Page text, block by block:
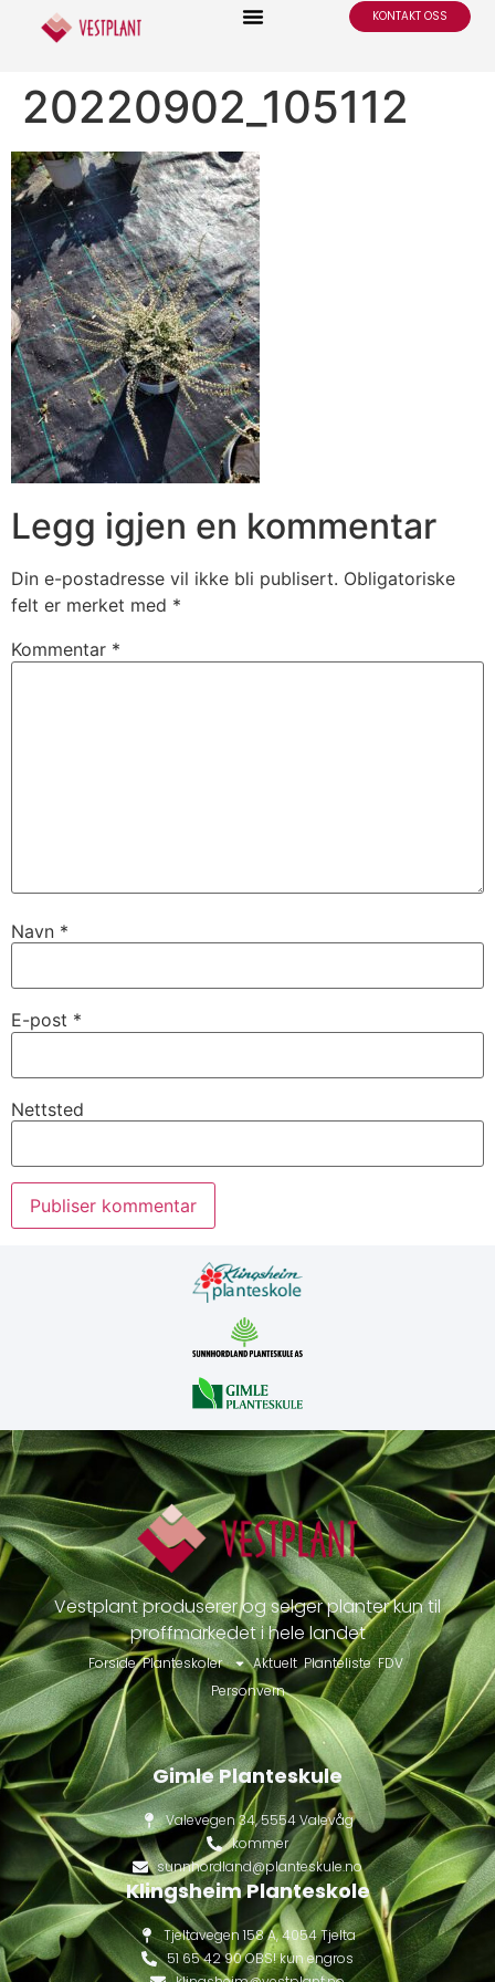
KONTAKT OSS
20220902_105112
Legg igjen en kommentar
Din e-postadresse vil ikke bli publisert. Obligatoriske
felt er merket med *
Kommentar *
Navn *
E-post *
Nettsted
Vestplant produserer og selger planter kun til
proffmarkedet i hele landet
Forside Planteskoler Aktuelt Planteliste FDV
Personvern
Gimle Planteskule
Valevegen 34, 5554 Valevåg
kommer
sunnhordland@planteskule.no
Klingsheim Planteskole
Tjeltavegen 158 A, 4054 Tjelta
51 65 42 90 OBS! kun engros